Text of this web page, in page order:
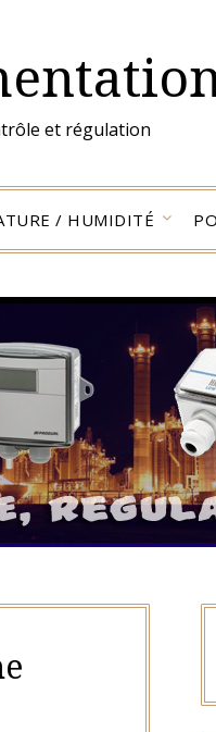
et régulation
/ HUMIDITÉ